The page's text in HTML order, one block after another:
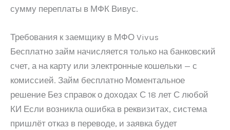
сумму переплаты в МФК Вивус.
Требования к заемщику в МФО Vivus
Бесплатно займ начисляется только на банковский
счет, а на карту или электронные кошельки — с
комиссией. Займ бесплатно Моментальное
решение Без справок о доходах С 18 лет С любой
КИ Если возникла ошибка в реквизитах, система
пришлёт отказ в переводе, и заявка будет